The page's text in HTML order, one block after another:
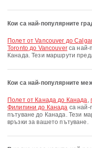
Кои са най-популярните
полет от Vancouver до
Toronto до Vancouverса най-
Канада. Тези маршрути
Кои са най-популярните
полет от Канада до Канада,
Филипини до Канада са най-
пътуване до Канада. Тези
връзки за вашето пътуване.